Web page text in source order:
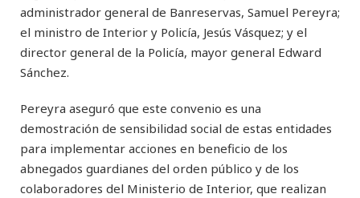
administrador general de Banreservas, Samuel Pereyra;
el ministro de Interior y Policía, Jesús Vásquez; y el
director general de la Policía, mayor general Edward
Sánchez.
Pereyra aseguró que este convenio es una
demostración de sensibilidad social de estas entidades
para implementar acciones en beneficio de los
abnegados guardianes del orden público y de los
colaboradores del Ministerio de Interior, que realizan